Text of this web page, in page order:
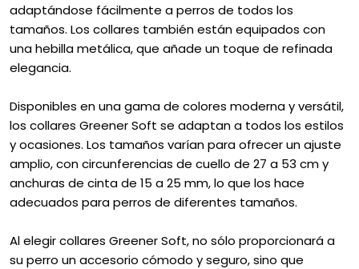
adaptándose fácilmente a perros de todos los
tamaños. Los collares también están equipados con
una hebilla metálica, que añade un toque de refinada
elegancia.
Disponibles en una gama de colores moderna y versátil,
los collares Greener Soft se adaptan a todos los estilos
y ocasiones. Los tamaños varían para ofrecer un ajuste
amplio, con circunferencias de cuello de 27 a 53 cm y
anchuras de cinta de 15 a 25 mm, lo que los hace
adecuados para perros de diferentes tamaños.
Al elegir collares Greener Soft, no sólo proporcionará a
su perro un accesorio cómodo y seguro, sino que